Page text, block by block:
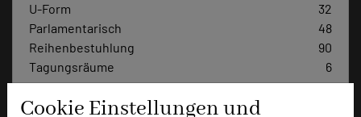
Cookie Einstellungen und
U-Form
32
Parlamentarisch
48
Reihenbestuhlung
90
Tagungsräume
6
Ausstellungsfläche